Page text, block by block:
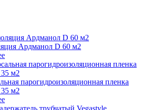
Ардманол D 60 м2
парогидроизоляционная пленка
м2